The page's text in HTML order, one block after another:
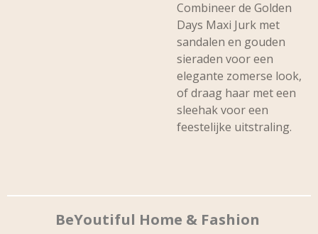
Combineer de Golden
Days Maxi Jurk met
sandalen en gouden
sieraden voor een
elegante zomerse look,
of draag haar met een
sleehak voor een
feestelijke uitstraling.
BeYoutiful Home & Fashion